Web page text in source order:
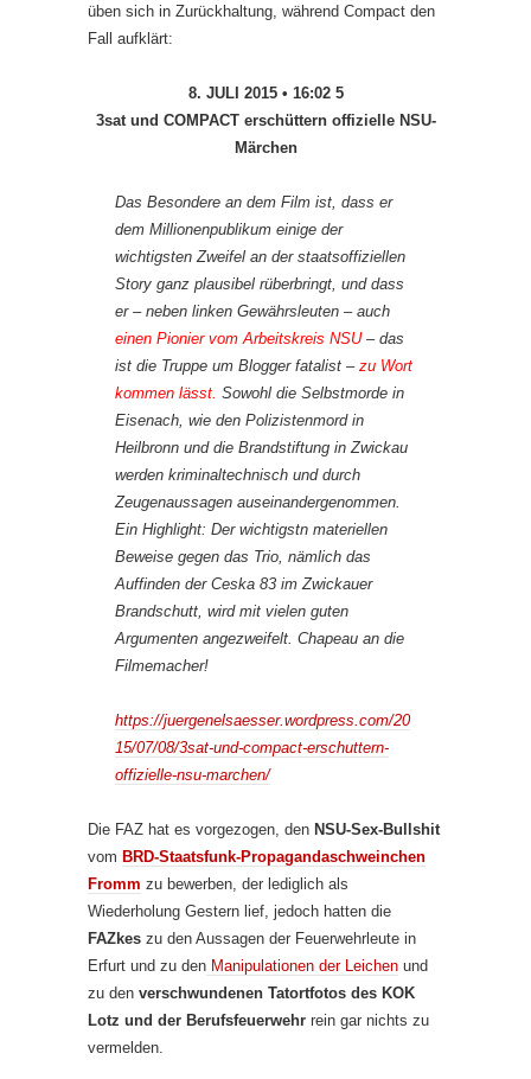
üben sich in Zurückhaltung, während Compact den
Fall aufklärt:
8. JULI 2015 • 16:02 5
3sat und COMPACT erschüttern offizielle NSU-
Märchen
Das Besondere an dem Film ist, dass er
dem Millionenpublikum einige der
wichtigsten Zweifel an der staatsoffiziellen
Story ganz plausibel rüberbringt, und dass
er – neben linken Gewährsleuten – auch
einen Pionier vom Arbeitskreis NSU– das
ist die Truppe um Blogger fatalist – zu Wort
kommen lässt. Sowohl die Selbstmorde in
Eisenach, wie den Polizistenmord in
Heilbronn und die Brandstiftung in Zwickau
werden kriminaltechnisch und durch
Zeugenaussagen auseinandergenommen.
Ein Highlight: Der wichtigstn materiellen
Beweise gegen das Trio, nämlich das
Auffinden der Ceska 83 im Zwickauer
Brandschutt, wird mit vielen guten
Argumenten angezweifelt. Chapeau an die
Filmemacher!
https://juergenelsaesser.wordpress.com/20
15/07/08/3sat-und-compact-erschuttern-
offizielle-nsu-marchen/
Die FAZ hat es vorgezogen, den NSU-Sex-Bullshit
vom BRD-Staatsfunk-Propagandaschweinchen
Fromm zu bewerben, der lediglich als
Wiederholung Gestern lief, jedoch hatten die
FAZkes zu den Aussagen der Feuerwehrleute in
Erfurt und zu den Manipulationen der Leichen und
zu den verschwundenen Tatortfotos des KOK
Lotz und der Berufsfeuerwehr rein gar nichts zu
vermelden.